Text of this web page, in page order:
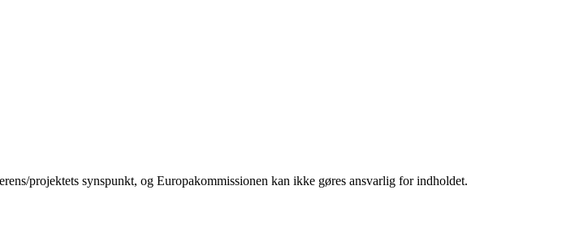
projektets synspunkt, og Europakommissionen kan ikke gøres ansvarlig for indholdet.